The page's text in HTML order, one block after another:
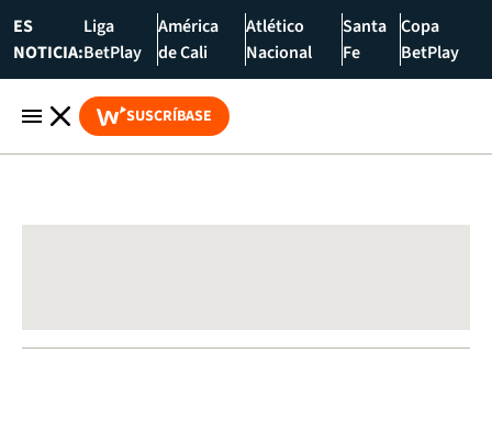
ES
NOTICIA:
Liga
BetPlay
América
de Cali
Atlético
Nacional
Santa
Fe
Copa
BetPlay
SUSCRÍBASE